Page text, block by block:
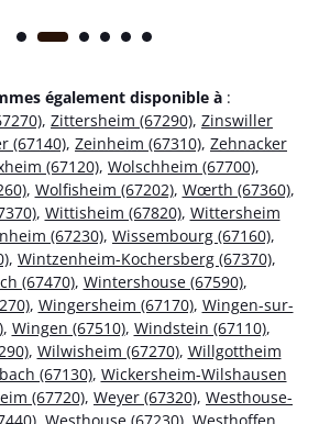
également disponible à :
, Zittersheim (67290), Zinswiller
(67140), Zeinheim (67310), Zehnacker
(67120), Wolschheim (67700),
, Wolfisheim (67202), Wœrth (67360),
, Wittisheim (67820), Wittersheim
(67230), Wissembourg (67160),
, Wintzenheim-Kochersberg (67370),
(67470), Wintershouse (67590),
, Wingersheim (67170), Wingen-sur-
, Wingen (67510), Windstein (67110),
, Wilwisheim (67270), Willgottheim
(67130), Wickersheim-Wilshausen
(67720), Weyer (67320), Westhouse-